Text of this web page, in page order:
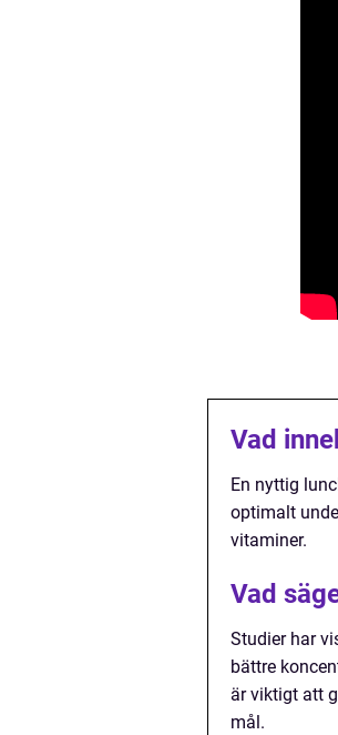
Vad
En nyttig
optimalt
vitaminer.
Vad
Studier har
bättre
är viktigt att
mål.